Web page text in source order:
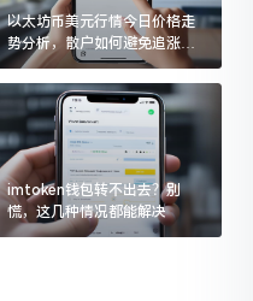
以太坊币美元行情今日价格走
势分析，散户如何避免追涨杀
跌被套牢
imtoken钱包转不出去？别
慌，这几种情况都能解决